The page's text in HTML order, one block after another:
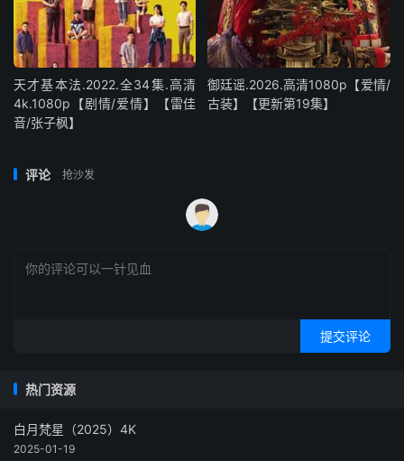
天才基本法.2022.全34集.高清
4k.1080p【剧情/爱情】【雷佳
音/张子枫】
御廷谣.2026.高清1080p【爱情/
古装】【更新第19集】
评论 抢沙发
提交评论
热门资源
白月梵星（2025）4K
2025-01-19